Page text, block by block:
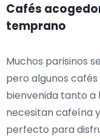
Cafés
temprano
Muchos parisinos
pero algunos
bienvenida tanto a
necesitan cafeína
perfecto para